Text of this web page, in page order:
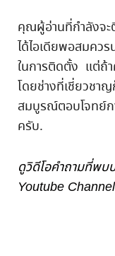
คุณผู้อ่านที่กำลังจะ
ได้ไอเดียพอสมคว
ในการติดตั้ง แต่ถ้
โดยช่างที่เชี่ยวชาญ
สมบูรณ์ตอบโจทย์ก
ครับ.
ดูวิดีโอคำถามที่พ
Youtube Channel